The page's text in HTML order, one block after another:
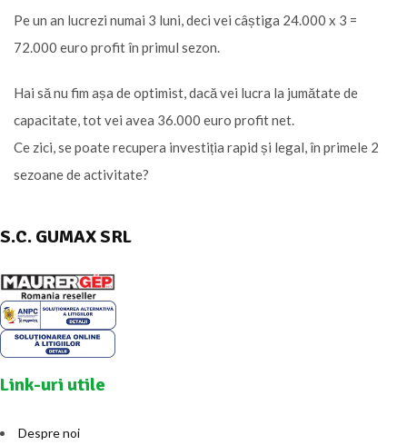
Pe un an lucrezi numai 3 luni, deci vei câștiga 24.000 x 3 =
72.000 euro profit în primul sezon.
Hai să nu fim așa de optimist, dacă vei lucra la jumătate de
capacitate, tot vei avea 36.000 euro profit net.
Ce zici, se poate recupera investiția rapid și legal, în primele 2
sezoane de activitate?
S.C. GUMAX SRL
Link-uri utile
Despre noi